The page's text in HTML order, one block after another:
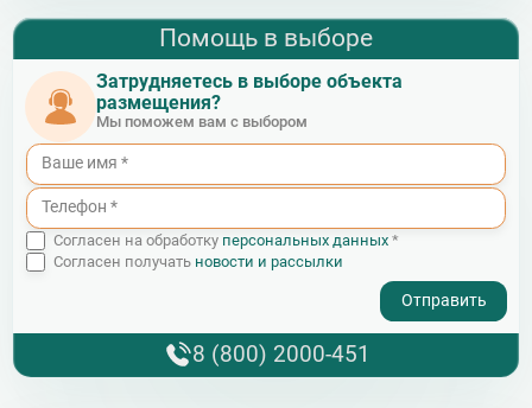
Помощь в выборе
Затрудняетесь в выборе объекта
размещения?
Мы поможем вам с выбором
Согласен на обработку персональных данных *
Согласен получать новости и рассылки
8 (800) 2000-451